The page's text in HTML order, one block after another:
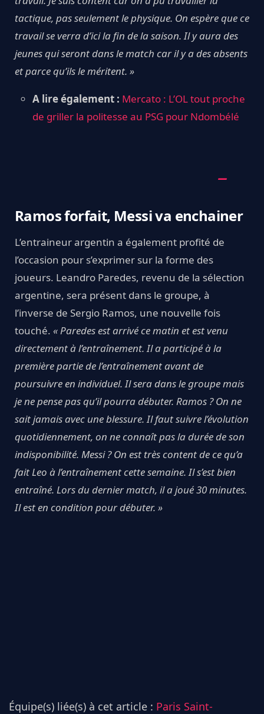
tactique, pas seulement le physique. On espère que ce
travail se verra d’ici la fin de la saison. Il y aura des
jeunes qui seront dans le match car il y a des absents
et parce qu’ils le méritent. »
A lire également : Mercato : L’OL tout proche
de griller la politesse au PSG pour Ndombélé
Ramos forfait, Messi va enchainer
L’entraineur argentin a également profité de
l’occasion pour s’exprimer sur la forme des
joueurs. Leandro Paredes, revenu de la sélection
argentine, sera présent dans le groupe, à
l’inverse de Sergio Ramos, une nouvelle fois
touché. « Paredes est arrivé ce matin et est venu
directement à l’entraînement. Il a participé à la
première partie de l’entraînement avant de
poursuivre en individuel. Il sera dans le groupe mais
je ne pense pas qu’il pourra débuter. Ramos ? On ne
sait jamais avec une blessure. Il faut suivre l’évolution
quotidiennement, on ne connaît pas la durée de son
indisponibilité. Messi ? On est très content de ce qu’a
fait Leo à l’entraînement cette semaine. Il s’est bien
entraîné. Lors du dernier match, il a joué 30 minutes.
Il est en condition pour débuter. »
Équipe(s) liée(s) à cet article : Paris Saint-